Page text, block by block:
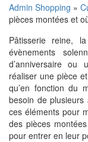
Admin Shopping »
pièces montées et
Pâtisserie reine,
évènements
d’anniversaire
réaliser une pièce
qu’en fonction du
besoin de
ces éléments pour
des pièces
pour entrer en leur